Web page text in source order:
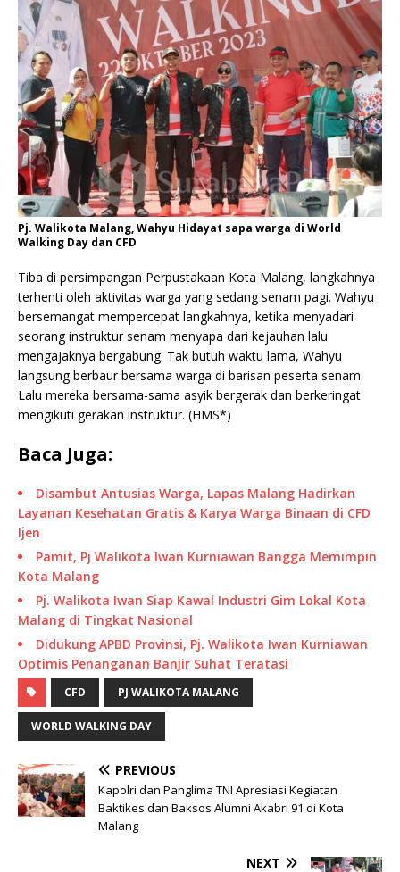
Pj. Walikota Malang, Wahyu Hidayat sapa warga di World
Walking Day dan CFD
Tiba di persimpangan Perpustakaan Kota Malang, langkahnya
terhenti oleh aktivitas warga yang sedang senam pagi. Wahyu
bersemangat mempercepat langkahnya, ketika menyadari
seorang instruktur senam menyapa dari kejauhan lalu
mengajaknya bergabung. Tak butuh waktu lama, Wahyu
langsung berbaur bersama warga di barisan peserta senam.
Lalu mereka bersama-sama asyik bergerak dan berkeringat
mengikuti gerakan instruktur. (HMS*)
Baca Juga:
Disambut Antusias Warga, Lapas Malang Hadirkan
Layanan Kesehatan Gratis & Karya Warga Binaan di CFD
Ijen
Pamit, Pj Walikota Iwan Kurniawan Bangga Memimpin
Kota Malang
Pj. Walikota Iwan Siap Kawal Industri Gim Lokal Kota
Malang di Tingkat Nasional
Didukung APBD Provinsi, Pj. Walikota Iwan Kurniawan
Optimis Penanganan Banjir Suhat Teratasi
CFD PJ WALIKOTA MALANG
WORLD WALKING DAY
PREVIOUS
Kapolri dan Panglima TNI Apresiasi Kegiatan
Baktikes dan Baksos Alumni Akabri 91 di Kota
Malang
NEXT